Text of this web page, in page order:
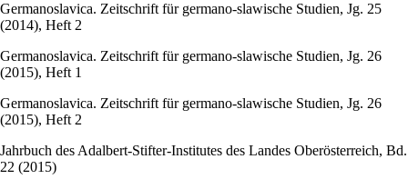
Germanoslavica. Zeitschrift für germano-slawische Studien, Jg. 25
(2014), Heft 2
Germanoslavica. Zeitschrift für germano-slawische Studien, Jg. 26
(2015), Heft 1
Germanoslavica. Zeitschrift für germano-slawische Studien, Jg. 26
(2015), Heft 2
Jahrbuch des Adalbert-Stifter-Institutes des Landes Oberösterreich, Bd.
22 (2015)